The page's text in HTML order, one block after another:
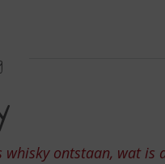
whisky ontstaan, wat is